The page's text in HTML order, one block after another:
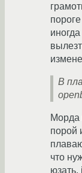
В
Морда
порой
что
юзать,